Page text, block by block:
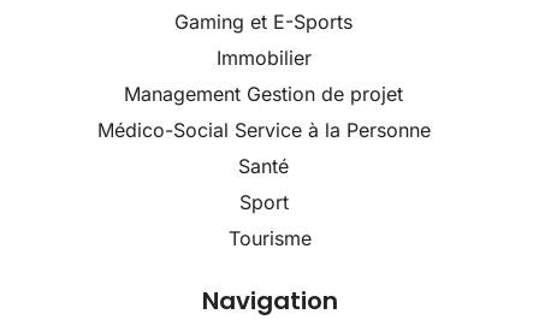
Gaming et E-Sports
Immobilier
Management Gestion de projet
Médico-Social Service à la Personne
Santé
Sport
Tourisme
Navigation